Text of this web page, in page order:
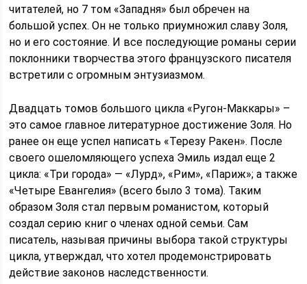
читателей, но 7 том «Западня» был обречен на
большой успех. Он не только приумножил славу Золя,
но и его состояние. И все последующие романы серии
поклонники творчества этого французского писателя
встретили с огромным энтузиазмом.
Двадцать томов большого цикла «Ругон-Маккары» –
это самое главное литературное достижение Золя. Но
ранее он еще успел написать «Терезу Ракен». После
своего ошеломляющего успеха Эмиль издал еще 2
цикла: «Три города» — «Лурд», «Рим», «Париж»; а также
«Четыре Евангелия» (всего было 3 тома). Таким
образом Золя стал первым романистом, который
создал серию книг о членах одной семьи. Сам
писатель, называя причины выбора такой структуры
цикла, утверждал, что хотел продемонстрировать
действие законов наследственности.